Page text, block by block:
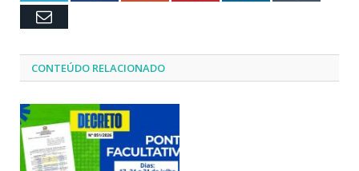
Email
CONTEÚDO RELACIONADO